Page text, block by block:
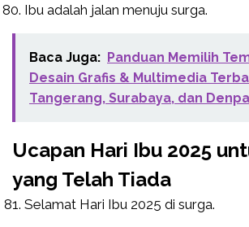
Ibu adalah jalan menuju surga.
Baca Juga: Panduan Memilih
Desain Grafis & Multimedia
Tangerang, Surabaya, dan
Ucapan Hari Ibu 2025
yang Telah Tiada
Selamat Hari Ibu 2025 di surga.